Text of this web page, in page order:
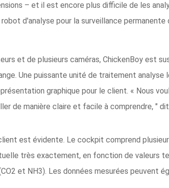
– et il est encore plus difficile de les
d'analyse pour la surveillance
et de plusieurs caméras, ChickenBoy est
Une puissante unité de traitement
graphique pour le client. « Nous
de manière claire et facile à comprendre, "
est évidente. Le cockpit comprend
très exactement, en fonction de valeurs
et NH3). Les données mesurées peuvent